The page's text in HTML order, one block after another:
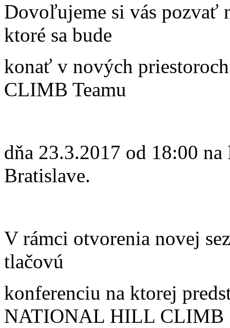
Dovoľujeme si vás pozvať
ktoré sa bude
konať v nových
CLIMB Teamu
dňa 23.3.2017 od 18:00
Bratislave.
V rámci otvorenia novej
tlačovú
konferenciu na ktorej
NATIONAL HILL CLIMB